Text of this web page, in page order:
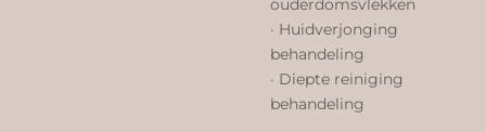
· Huidverjonging
behandeling
· Diepte reiniging
behandeling